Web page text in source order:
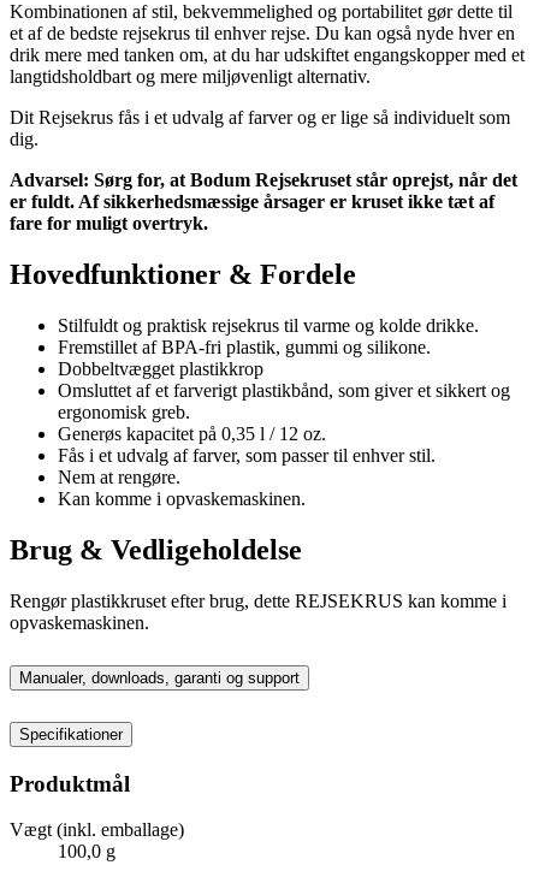
Kombinationen af stil, bekvemmelighed og portabilitet gør dette til
et af de bedste rejsekrus til enhver rejse. Du kan også nyde hver en
drik mere med tanken om, at du har udskiftet engangskopper med et
langtidsholdbart og mere miljøvenligt alternativ.
Dit Rejsekrus fås i et udvalg af farver og er lige så individuelt som
dig.
Advarsel: Sørg for, at Bodum Rejsekruset står oprejst, når det
er fuldt. Af sikkerhedsmæssige årsager er kruset ikke tæt af
fare for muligt overtryk.
Hovedfunktioner & Fordele
Stilfuldt og praktisk rejsekrus til varme og kolde drikke.
Fremstillet af BPA-fri plastik, gummi og silikone.
Dobbeltvægget plastikkrop
Omsluttet af et farverigt plastikbånd, som giver et sikkert og
ergonomisk greb.
Generøs kapacitet på 0,35 l / 12 oz.
Fås i et udvalg af farver, som passer til enhver stil.
Nem at rengøre.
Kan komme i opvaskemaskinen.
Brug & Vedligeholdelse
Rengør plastikkruset efter brug, dette REJSEKRUS kan komme i
opvaskemaskinen.
Manualer, downloads, garanti og support
Specifikationer
Produktmål
Vægt (inkl. emballage)
100,0 g